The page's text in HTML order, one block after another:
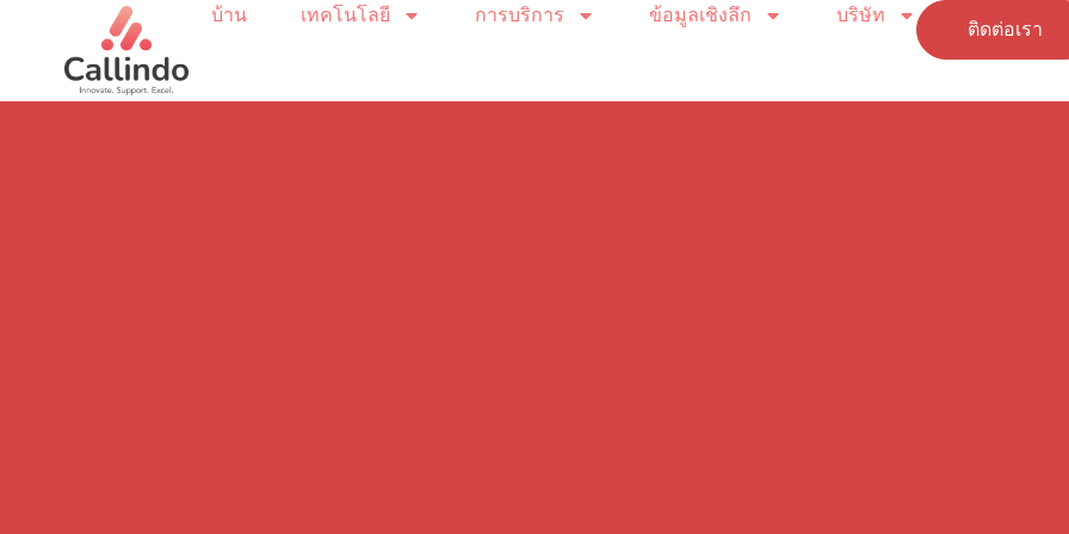
บ้าน เทคโนโลยี การบริการ ข้อมูลเชิงลึก บริษัท
ติดต่อเรา